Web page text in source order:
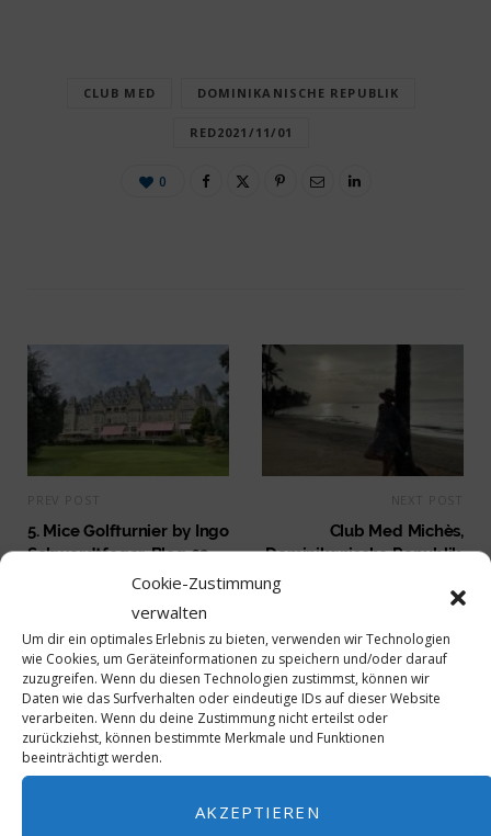
Cookie-Zustimmung
verwalten
Um dir ein optimales Erlebnis zu bieten, verwenden wir Technologien
wie Cookies, um Geräteinformationen zu speichern und/oder darauf
zuzugreifen. Wenn du diesen Technologien zustimmst, können wir
Daten wie das Surfverhalten oder eindeutige IDs auf dieser Website
verarbeiten. Wenn du deine Zustimmung nicht erteilst oder
zurückziehst, können bestimmte Merkmale und Funktionen
beeinträchtigt werden.
AKZEPTIEREN
CLUB MED DOMINIKANISCHE REPUBLIK
RED2021/11/01
0
5. Mice Golfturnier by Ingo
Schwerdtfeger, Blog 02
Club Med Michès,
Dominikanische Republik,